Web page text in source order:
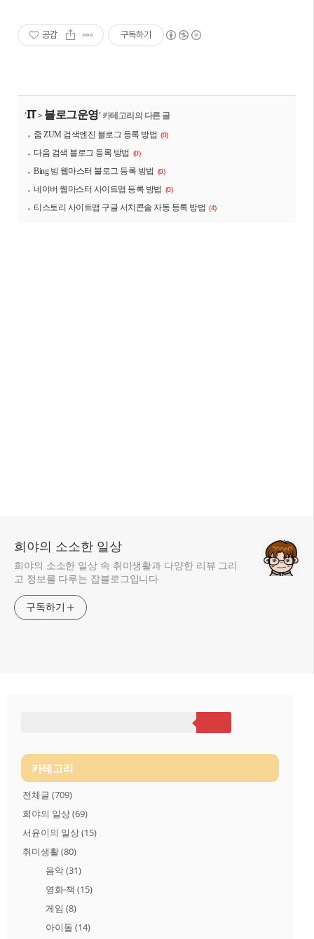
공감 구독하기
'IT>블로그운영' 카테고리의 다른 글
줌 ZUM 검색엔진 블로그 등록 방법 (0)
다음 검색 블로그 등록 방법 (0)
Bing 빙 웹마스터 블로그 등록 방법 (0)
네이버 웹마스터 사이트맵 등록 방법 (0)
티스토리 사이트맵 구글 서치콘솔 자동 등록 방법 (4)
희야의 소소한 일상
희야의 소소한 일상 속 취미생활과 다양한 리뷰 그리
고 정보를 다루는 잡블로그입니다
구독하기
카테고리
전체글 (709)
희야의 일상(69)
서윤이의 일상(15)
취미생활(80)
음악(31)
영화·책 (15)
게임 (8)
아이돌 (14)